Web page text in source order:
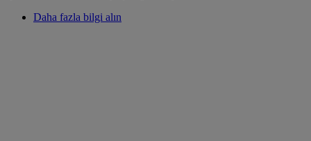
Daha fazla bilgi alın